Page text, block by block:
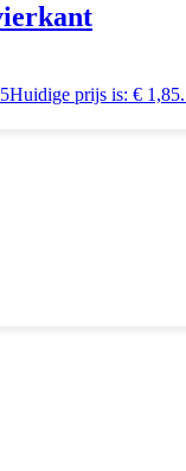
Huidige prijs is: € 1,85.